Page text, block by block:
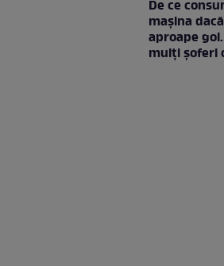
De ce
mașina
aproape
mulți șoferi